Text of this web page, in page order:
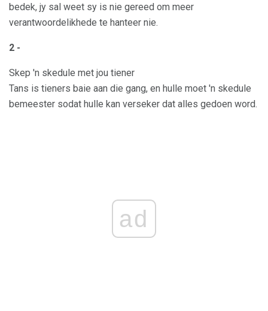
bedek, jy sal weet sy is nie gereed om meer
verantwoordelikhede te hanteer nie.
2 -
Skep 'n skedule met jou tiener
Tans is tieners baie aan die gang, en hulle moet 'n skedule
bemeester sodat hulle kan verseker dat alles gedoen word.
ad